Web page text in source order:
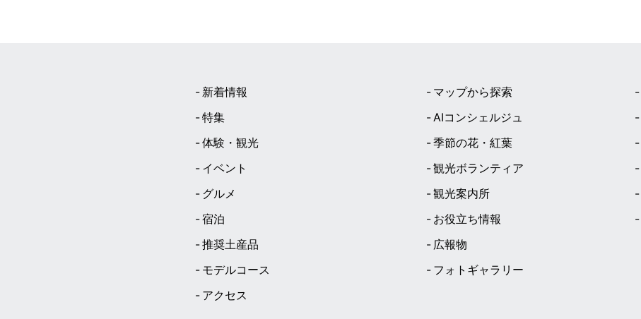
新着情報
特集
体験・観光
イベント
グルメ
宿泊
推奨土産品
モデルコース
アクセス
マップから探索
AIコンシェルジュ
季節の花・紅葉
観光ボランティア
観光案内所
お役立ち情報
広報物
フォトギャラリー